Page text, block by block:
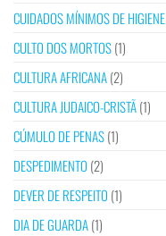
CUIDADOS MÍNIMOS DE HIGIENE
CULTO DOS MORTOS(1)
CULTURA AFRICANA(2)
CULTURA JUDAICO-CRISTÃ(1)
CÚMULO DE PENAS(1)
DESPEDIMENTO (2)
DEVER DE RESPEITO (1)
DIA DE GUARDA(1)